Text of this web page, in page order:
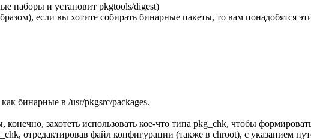
наборы и установит pkgtools/digest)
если вы хотите собирать бинарные пакеты, то вам понадобятся
бинарные в /usr/pkgsrc/packages.
захотеть использовать кое-что типа pkg_chk, чтобы
отредактировав файл конфигурации (также в chroot), с указанием